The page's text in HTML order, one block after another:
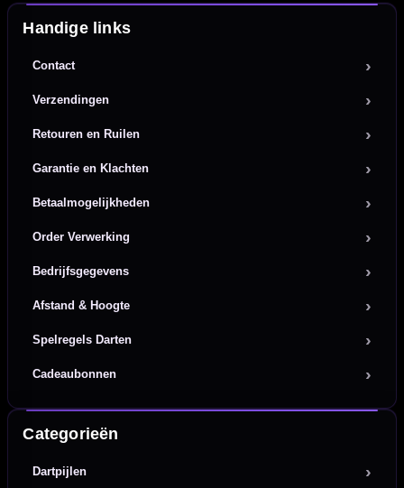
Handige links
Contact
Verzendingen
Retouren en Ruilen
Garantie en Klachten
Betaalmogelijkheden
Order Verwerking
Bedrijfsgegevens
Afstand & Hoogte
Spelregels Darten
Cadeaubonnen
Categorieën
Dartpijlen